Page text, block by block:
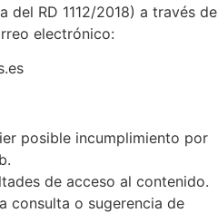
del RD 1112/2018) a través de
electrónico:
posible incumplimiento por
de acceso al contenido.
consulta o sugerencia de